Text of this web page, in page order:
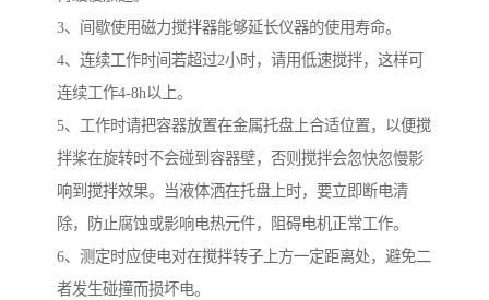
3、间歇使用磁力搅拌器能够延长仪器的使用寿命。
4、连续工作时间若超过2小时，请用低速搅拌，这样可
连续工作4-8h以上。
5、工作时请把容器放置在金属托盘上合适位置，以便搅
拌桨在旋转时不会碰到容器壁，否则搅拌会忽快忽慢影
响到搅拌效果。当液体洒在托盘上时，要立即断电清
除，防止腐蚀或影响电热元件，阻碍电机正常工作。
6、测定时应使电对在搅拌转子上方一定距离处，避免二
者发生碰撞而损坏电。